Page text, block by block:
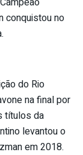
conquistou no
do Rio
na final por
títulos da
levantou o
em 2018.